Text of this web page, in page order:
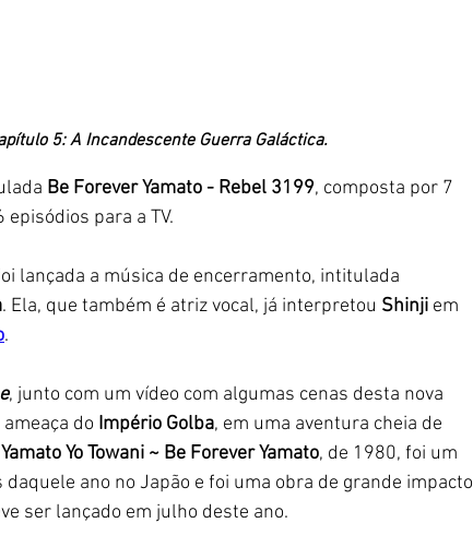
5: A Incandescente Guerra Galáctica.
Be Forever Yamato - Rebel 3199, composta por 7
para a TV.
lançada a música de encerramento, intitulada
. Ela, que também é atriz vocal, já interpretou Shinji em
.
, junto com um vídeo com algumas cenas desta nova
do Império Golba, em uma aventura cheia de
Yamato Yo Towani ~ Be Forever Yamato, de 1980, foi um
ano no Japão e foi uma obra de grande impacto
ser lançado em julho deste ano.